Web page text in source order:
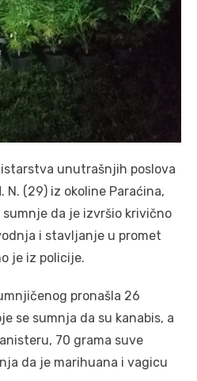
unutrašnjih poslova
N. (29) iz okoline Paraćina,
da je izvršio krivično
i stavljanje u promet
je iz policije.
pronašla 26
se sumnja da su kanabis, a
70 grama suve
da je marihuana i vagicu